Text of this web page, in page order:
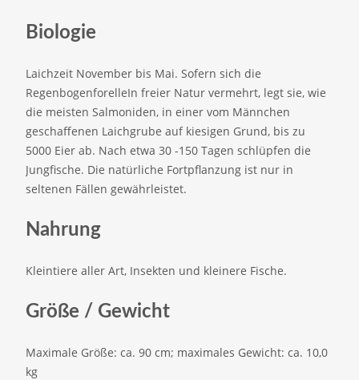
Biologie
Laichzeit November bis Mai. Sofern sich die
RegenbogenforelleIn freier Natur vermehrt, legt sie, wie
die meisten Salmoniden, in einer vom Männchen
geschaffenen Laichgrube auf kiesigen Grund, bis zu
5000 Eier ab. Nach etwa 30 -150 Tagen schlüpfen die
Jungfische. Die natürliche Fortpflanzung ist nur in
seltenen Fällen gewährleistet.
Nahrung
Kleintiere aller Art, Insekten und kleinere Fische.
Größe / Gewicht
Maximale Größe: ca. 90 cm; maximales Gewicht: ca. 10,0
kg